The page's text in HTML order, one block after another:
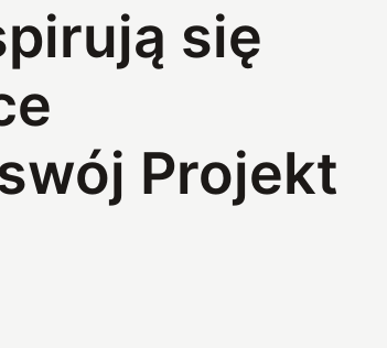
się
Projekt